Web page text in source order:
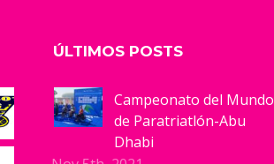
ÚLTIMOS POSTS
Campeonato del Mundo
de Paratriatlón-Abu
Dhabi